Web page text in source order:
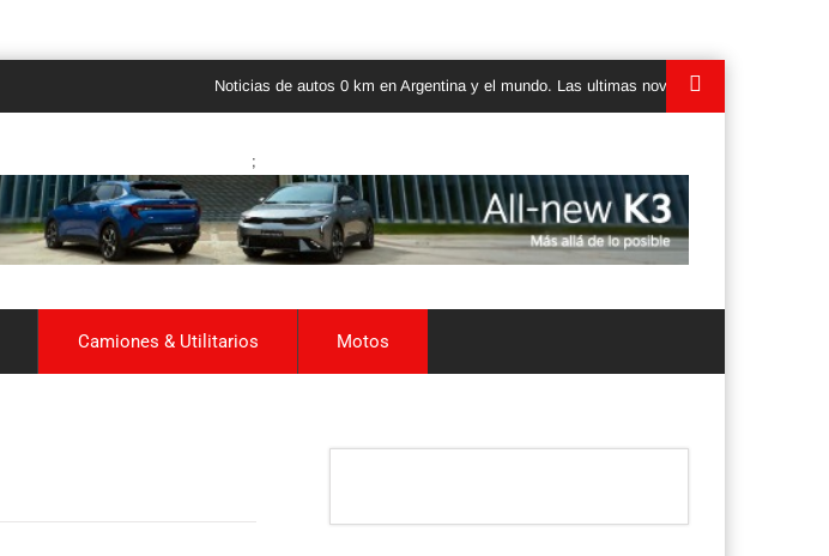
Noticias de autos 0 km en Argentina y el mundo. Las ultimas novedades, lanzamientos y test
;
Camiones & Utilitarios Motos